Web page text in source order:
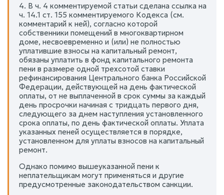
4. В ч. 4 комментируемой статьи сделана ссылка на
ч. 14.1 ст. 155 комментируемого Кодекса (см.
комментарий к ней), согласно которой
собственники помещений в многоквартирном
доме, несвоевременно и (или) не полностью
уплатившие взносы на капитальный ремонт,
обязаны уплатить в фонд капитального ремонта
пени в размере одной трехсотой ставки
рефинансирования Центрального банка Российской
Федерации, действующей на день фактической
оплаты, от не выплаченной в срок суммы за каждый
день просрочки начиная с тридцать первого дня,
следующего за днем наступления установленного
срока оплаты, по день фактической оплаты. Уплата
указанных пеней осуществляется в порядке,
установленном для уплаты взносов на капитальный
ремонт.
Однако помимо вышеуказанной пени к
неплательщикам могут применяться и другие
предусмотренные законодательством санкции.